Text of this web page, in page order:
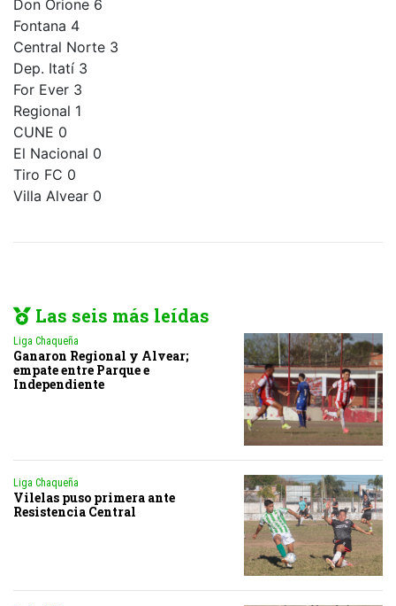
Don Orione 6
Fontana 4
Central Norte 3
Dep. Itatí 3
For Ever 3
Regional 1
CUNE 0
El Nacional 0
Tiro FC 0
Villa Alvear 0
Las seis más leídas
Liga Chaqueña
Ganaron Regional y Alvear;
empate entre Parque e
Independiente
Liga Chaqueña
Vilelas puso primera ante
Resistencia Central